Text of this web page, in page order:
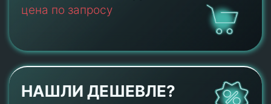
цена по запросу
НАШЛИ ДЕШЕВЛЕ?